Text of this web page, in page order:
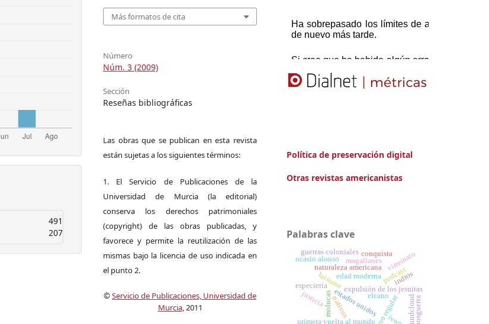
491
207
Más formatos de cita
Número
Núm. 3 (2009)
Sección
Reseñas bibliográficas
Las obras que se publican en esta revista
están sujetas a los siguientes términos:
1. El Servicio de Publicaciones de la
Universidad de Murcia (la editorial)
conserva los derechos patrimoniales
(copyright) de las obras publicadas, y
favorece y permite la reutilización de las
mismas bajo la licencia de uso indicada en
el punto 2.
©Servicio de Publicaciones, Universidad de
Murcia, 2011
Política de preservación digital
Otras revistas americanistas
Palabras clave
expulsión de los jesuitas
molucas
podcast
estados unidos
nativos
luisianaedad moderna
clero regular
naturaleza americana
especiería
elcano
magallanes
primera vuelta al mundo
ocasio alonso
soundcloud
justicia
guerras coloniales conquistavirreinato
posguerra
indios